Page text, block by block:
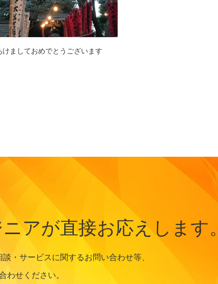
けましておめでとうございます
アが直接お応えします。
・サービスに関するお問い合わせ等、
わせください。